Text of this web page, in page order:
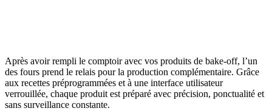
Après avoir rempli le comptoir avec vos produits de bake-off, l’un
des fours prend le relais pour la production complémentaire. Grâce
aux recettes préprogrammées et à une interface utilisateur
verrouillée, chaque produit est préparé avec précision, ponctualité et
sans surveillance constante​.